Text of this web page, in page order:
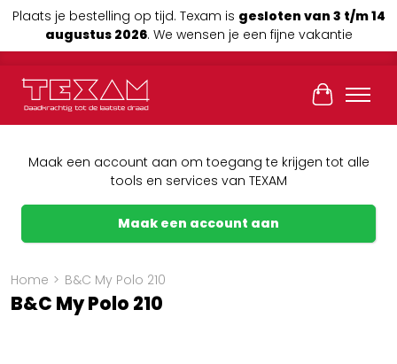
Plaats je bestelling op tijd. Texam is gesloten van 3 t/m 14
augustus 2026. We wensen je een fijne vakantie
Maak een account aan om toegang te krijgen tot alle
tools en services van TEXAM
Maak een account aan
Home > B&C My Polo 210
B&C My Polo 210